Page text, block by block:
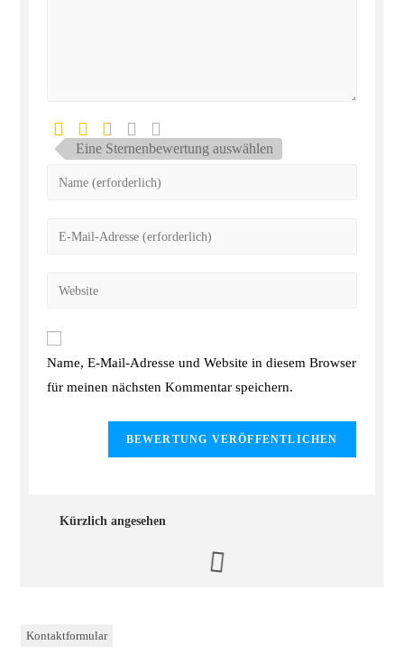
Eine Sternenbewertung auswählen
Name, E-Mail-Adresse und Website in diesem Browser
für meinen nächsten Kommentar speichern.
Kürzlich angesehen
Kontaktformular